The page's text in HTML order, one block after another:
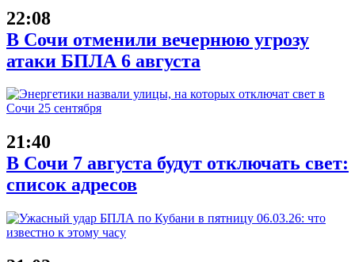
22:08
В Сочи отменили вечернюю угрозу
атаки БПЛА 6 августа
21:40
В Сочи 7 августа будут отключать свет:
список адресов